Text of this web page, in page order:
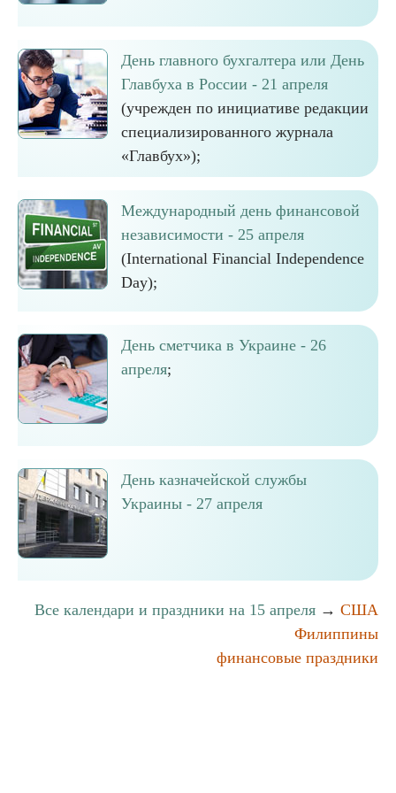
День главного бухгалтера или День
Главбуха в России - 21 апреля
(учрежден по инициативе редакции
специализированного журнала
«Главбух»);
Международный день финансовой
независимости - 25 апреля
(International Financial Independence
Day);
День сметчика в Украине - 26
апреля;
День казначейской службы
Украины - 27 апреля
Все календари и праздники на 15 апреля → США
Филиппины
финансовые праздники